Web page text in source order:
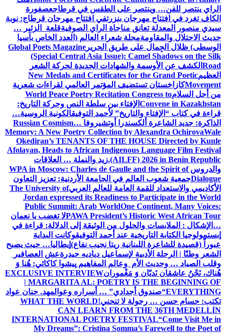
الراي ينتصر للفن… وينتصر على الطقس في قرطاجعصفورة
الكاف تغرد في افتتاح مهرجان بنزرتفي افتتاح مهرجان قرطاج: نوبة
سيدي منصور المعدلة تعانق مناجاة الراي الصوفيةقلعة الزئير …
حديث الاحتلال والمقاومةمجلة شعراء العالم (العدد الخاص بآسيا
الوسطى) ظلال الجِمال على طريق الحرير Global Poets Magazine
(Special Central Asia Issue): Camel Shadows on the Silk
Road الكشف عن الأوسمة والشهادات الجديدة لحركة الشعر
العظيمNew Medals and Certificates for the Grand Poetic
Movementكازاخستان تستضيف المؤتمر العالمي لقراءات شعرية
من أجل السلامWorld Peace Poetry Recitation Congress to
Convene in Kazakhstan الإفتاء بين سلطة النص وحركة التاريخ:
قراءة في كتاب “الإفتاء والتاريخ” لأحمد التوفيقالكونية الروسية…
الذاكرة: جديد الشاعرة ألكسندرا أوتشيروفا Russian Cosmism…
Memory: A New Poetry Collection by Alexandra OchirovaWale
Okediran’s TENANTS OF THE HOUSE Directed by Kunle
Afolayan, Heads to African Indigenous Language Film Festival
(AILFF) 2026 in Benin Republic. زيد والنملة … العلاقات
والدروسWPA in Moscow: Charles de Gaulle and the Spirit of
Dialogueجمعية شعوب العالم في الجامعة الأردنية: تعزيز التعاون
الأكاديمي والاستعداد للقمة العامة للعالم العربيThe University of
Jordan expressed its Readiness to Participate in the World
Public Summit: Arab WorldOne Continent, Many Voices:
PAWA President’s Historic West African Tourلا تغضب يا نعمان
…الإشكال : الملابسات والحلول من الوثيقة إلى الدلالة: قراءة في
إبستمولوجيا الكتابة التاريخية عند أحمد التوفيقوكانت البداية
عبوراً (قصيدة للشاعرة اللبنانية ريتا نجيب نفاع) إيطاليا… حيث يصبح
الشعر وطنًا | الرحلة الأدبية لإسماعيل دياديه حيدرةعش العصافير
وقلب الصياد … وحديث الأم وعالم المفاهيم پیشوا کاکائي: هُنا وَ
هُناك، نَحْنُ عاشقان نَديّان وَ مَغْمورانEXCLUSIVE INTERVIEW
| MARGARITA AL: POETRY IS THE BEGINNING OF
EVERYTHING“صندوق أجدادي” … أسراره وعوالمهد. حنان عواد
تكتب: حسام حسن … رجولة لا تنحني!WHAT THE WORLD
CAN LEARN FROM THE 36TH MEDELLÍN
INTERNATIONAL POETRY FESTIVAL“Come Visit Me in
My Dreams”: Cristina Somma’s Farewell to the Poet of